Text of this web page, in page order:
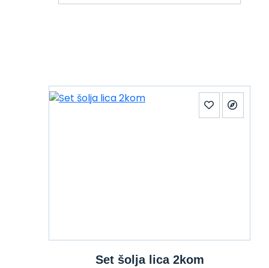
Set šolja lica 2kom